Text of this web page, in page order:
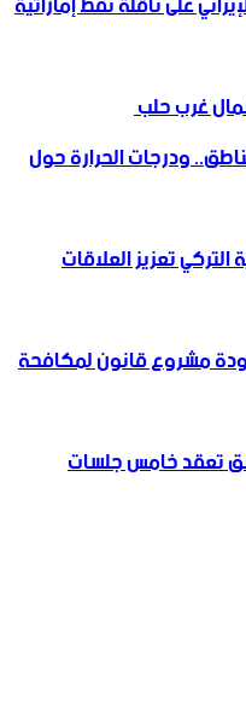
ودرجات الحرارة حول
تعزيز العلاقات
مشروع قانون لمكافحة
تعقد خامس جلسات